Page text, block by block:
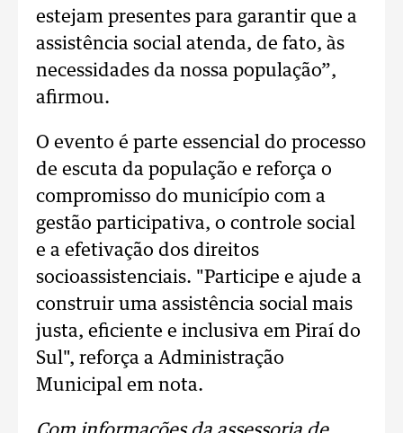
estejam presentes para garantir que a
assistência social atenda, de fato, às
necessidades da nossa população”,
afirmou.
O evento é parte essencial do processo
de escuta da população e reforça o
compromisso do município com a
gestão participativa, o controle social
e a efetivação dos direitos
socioassistenciais. "Participe e ajude a
construir uma assistência social mais
justa, eficiente e inclusiva em Piraí do
Sul", reforça a Administração
Municipal em nota.